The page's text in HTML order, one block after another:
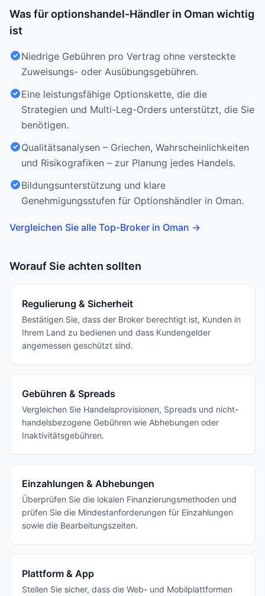
Was für optionshandel-Händler in Oman wichtig
ist
Niedrige Gebühren pro Vertrag ohne versteckte
Zuweisungs- oder Ausübungsgebühren.
Eine leistungsfähige Optionskette, die die
Strategien und Multi-Leg-Orders unterstützt, die Sie
benötigen.
Qualitätsanalysen – Griechen, Wahrscheinlichkeiten
und Risikografiken – zur Planung jedes Handels.
Bildungsunterstützung und klare
Genehmigungsstufen für Optionshändler in Oman.
Vergleichen Sie alle Top-Broker in Oman →
Worauf Sie achten sollten
Regulierung & Sicherheit
Bestätigen Sie, dass der Broker berechtigt ist, Kunden in
Ihrem Land zu bedienen und dass Kundengelder
angemessen geschützt sind.
Gebühren & Spreads
Vergleichen Sie Handelsprovisionen, Spreads und nicht-
handelsbezogene Gebühren wie Abhebungen oder
Inaktivitätsgebühren.
Einzahlungen & Abhebungen
Überprüfen Sie die lokalen Finanzierungsmethoden und
prüfen Sie die Mindestanforderungen für Einzahlungen
sowie die Bearbeitungszeiten.
Plattform & App
Stellen Sie sicher, dass die Web- und Mobilplattformen